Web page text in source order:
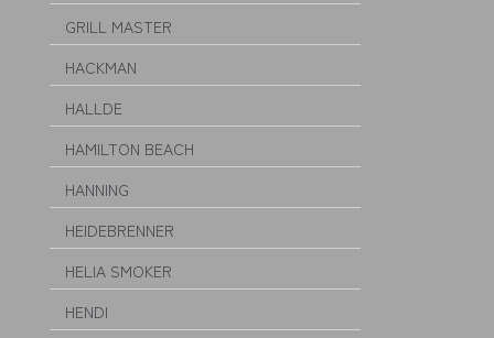
GRILL MASTER
HACKMAN
HALLDE
HAMILTON BEACH
HANNING
HEIDEBRENNER
HELIA SMOKER
HENDI